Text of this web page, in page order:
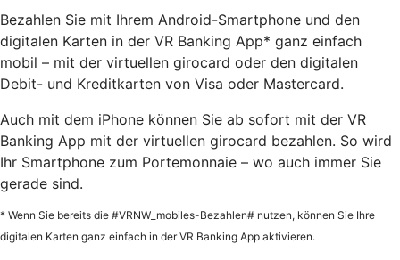
Bezahlen Sie mit Ihrem Android-Smartphone und den
digitalen Karten in der VR Banking App* ganz einfach
mobil – mit der virtuellen girocard oder den digitalen
Debit- und Kreditkarten von Visa oder Mastercard.
Auch mit dem iPhone können Sie ab sofort mit der VR
Banking App mit der virtuellen girocard bezahlen. So wird
Ihr Smartphone zum Portemonnaie – wo auch immer Sie
gerade sind.
* Wenn Sie bereits die #VRNW_mobiles-Bezahlen# nutzen, können Sie Ihre
digitalen Karten ganz einfach in der VR Banking App aktivieren.